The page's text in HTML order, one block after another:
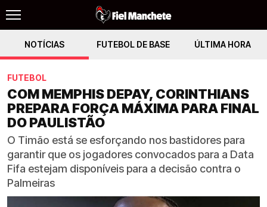
NOTÍCIAS FUTEBOL DE BASE ÚLTIMA HORA
FUTEBOL
COM MEMPHIS DEPAY, CORINTHIANS
PREPARA FORÇA MÁXIMA PARA FINAL
DO PAULISTÃO
O Timão está se esforçando nos bastidores para
garantir que os jogadores convocados para a Data
Fifa estejam disponíveis para a decisão contra o
Palmeiras